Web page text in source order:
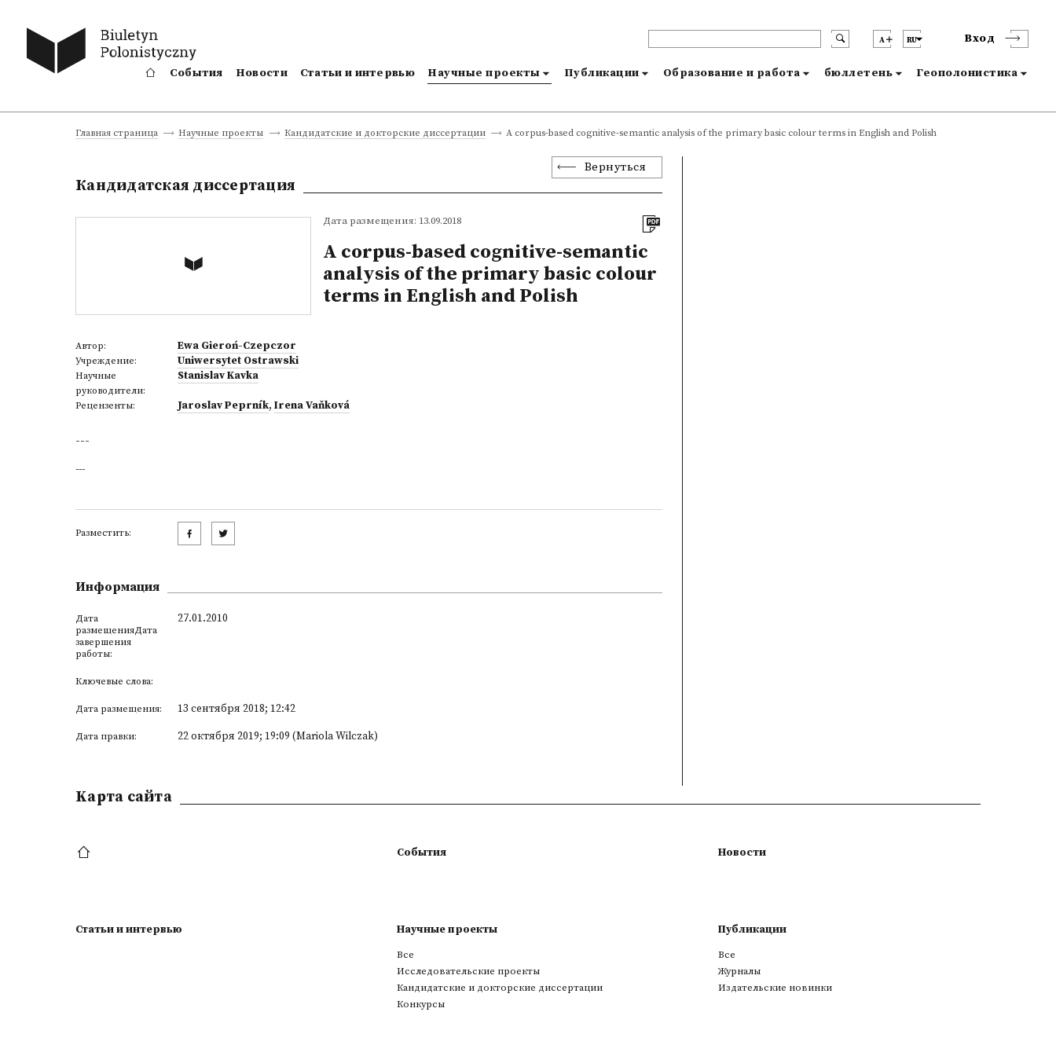
A RU Вход
События Новости Статьи и интервью Научные проекты Публикации Образование и работа бюллетень Геополонистика
Главная страница Научные проекты Кандидатские и докторские диссертации A corpus-based cognitive-semantic analysis of the primary basic colour terms in English and Polish
Вернуться
Кандидатская диссертация
Дата размещения: 13.09.2018
A corpus-based cognitive-semantic
analysis of the primary basic colour
terms in English and Polish
Автор: Ewa Gieroń-Czepczor
Учреждение: Uniwersytet Ostrawski
Научные
руководители:
Stanislav Kavka
Рецензенты: Jaroslav Peprník, Irena Vaňková
---
---
Разместить:
Информация
Дата
размещенияДата
завершения
работы:
27.01.2010
Ключевые слова:
Дата размещения: 13 сентября 2018; 12:42
Дата правки: 22 октября 2019; 19:09 (Mariola Wilczak)
Kарта сайта
События Новости
Статьи и интервью Научные проекты
Все
Исследовательские проекты
Кандидатские и докторские диссертации
Конкурсы
Публикации
Все
Журналы
Издательские новинки